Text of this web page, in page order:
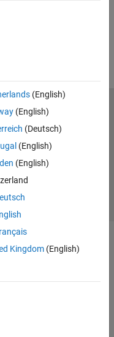
(English)
(English)
(Deutsch)
(English)
(English)
Kingdom(English)
sulla privacy
Contatti